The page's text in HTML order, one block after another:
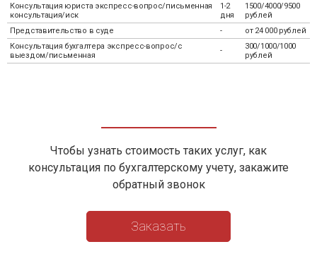
Консультация юриста экспресс-вопрос/письменная
консультация/иск
1-2
дня
1500/4000/9500
рублей
Представительство в суде
-
от 24 000 рублей
Консультация бухгалтера экспресс-вопрос/с
выездом/письменная
-
300/1000/1000
рублей
Чтобы узнать стоимость таких услуг, как
консультация по бухгалтерскому учету, закажите
обратный звонок
Заказать